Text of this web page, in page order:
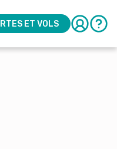
ET VOLS